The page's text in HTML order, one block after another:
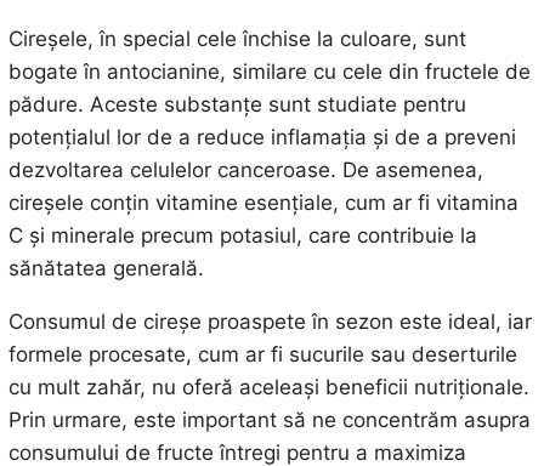
Cireșele, în special cele închise la culoare, sunt
bogate în antocianine, similare cu cele din fructele de
pădure. Aceste substanțe sunt studiate pentru
potențialul lor de a reduce inflamația și de a preveni
dezvoltarea celulelor canceroase. De asemenea,
cireșele conțin vitamine esențiale, cum ar fi vitamina
C și minerale precum potasiul, care contribuie la
sănătatea generală.
Consumul de cireșe proaspete în sezon este ideal, iar
formele procesate, cum ar fi sucurile sau deserturile
cu mult zahăr, nu oferă aceleași beneficii nutriționale.
Prin urmare, este important să ne concentrăm asupra
consumului de fructe întregi pentru a maximiza